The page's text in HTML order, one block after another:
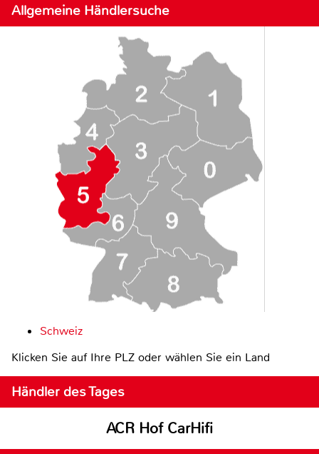
Allgemeine Händlersuche
Schweiz
Klicken Sie auf Ihre PLZ oder wählen Sie ein Land
Händler des Tages
ACR Hof CarHifi